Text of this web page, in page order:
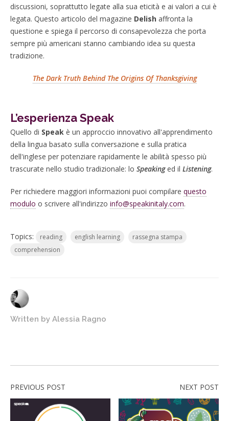
discussioni, soprattutto legate alla sua eticità e ai valori a cui è
legata. Questo articolo del magazine Delish affronta la
questione e spiega il percorso di consapevolezza che porta
sempre più americani stanno cambiando idea su questa
tradizione.
The Dark Truth Behind The Origins Of Thanksgiving
L’esperienza Speak
Quello di Speak è un approccio innovativo all'apprendimento
della lingua basato sulla conversazione e sulla pratica
dell'inglese per potenziare rapidamente le abilità spesso più
trascurate nello studio tradizionale: lo Speakinged il Listening.
Per richiedere maggiori informazioni puoi compilare questo
modulo o scrivere all'indirizzo info@speakinitaly.com.
Topics: reading english learning
rassegna stampa
comprehension
Written by Alessia Ragno
PREVIOUS POST NEXT POST